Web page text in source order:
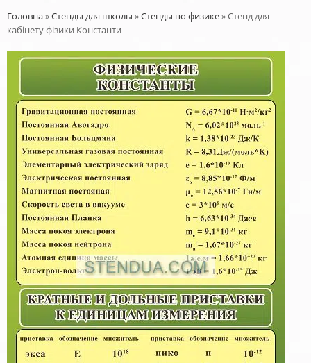
Головна»Стенды для школы »Стенды по физике»Стенд для
кабінету фізики Константи